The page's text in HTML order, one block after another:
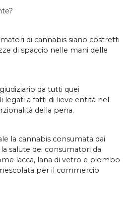
di cannabis siano costretti
di spaccio nelle mani delle
da tutti quei
legati a fatti di lieve entità nel
della pena.
la cannabis consumata dai
salute dei consumatori da
lacca, lana di vetro e piombo
per il commercio